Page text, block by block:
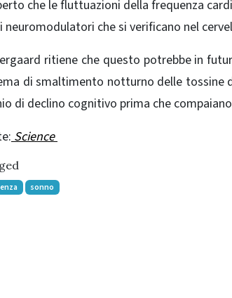
chele fluttuazioni della frequenza
neuromodulatori che si verificano nel
ritiene che questo potrebbe in
di smaltimento notturno delle tossine
di declino cognitivo prima che
Science
sonno